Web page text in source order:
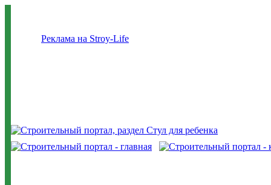
Реклама на Stroy-Life